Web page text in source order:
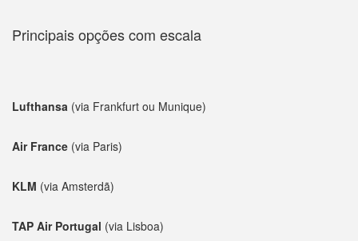
Principais opções com escala
Lufthansa (via Frankfurt ou Munique)
Air France (via Paris)
KLM (via Amsterdã)
TAP Air Portugal (via Lisboa)